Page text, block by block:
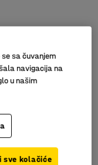
sa čuvanjem
navigacija na
u našim
sve kolačiće